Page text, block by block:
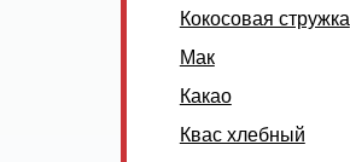
Кокосовая стружка
Мак
Какао
Квас хлебный